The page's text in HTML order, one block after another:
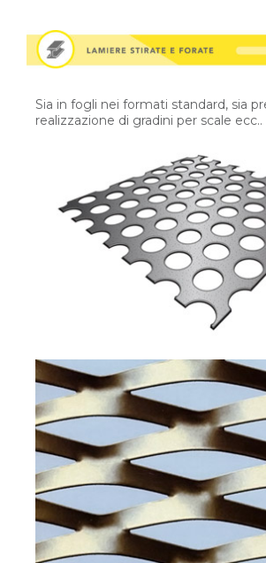
Sia in fogli nei formati standard, sia
realizzazione di gradini per scale ecc..